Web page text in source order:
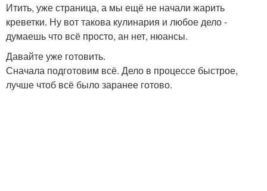
Итить, уже страница, а мы ещё не начали жарить
креветки. Ну вот такова кулинария и любое дело -
думаешь что всё просто, ан нет, нюансы.
Давайте уже готовить.
Сначала подготовим всё. Дело в процессе быстрое,
лучше чтоб всё было заранее готово.